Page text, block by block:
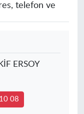
telefon ve
ERSOY
08